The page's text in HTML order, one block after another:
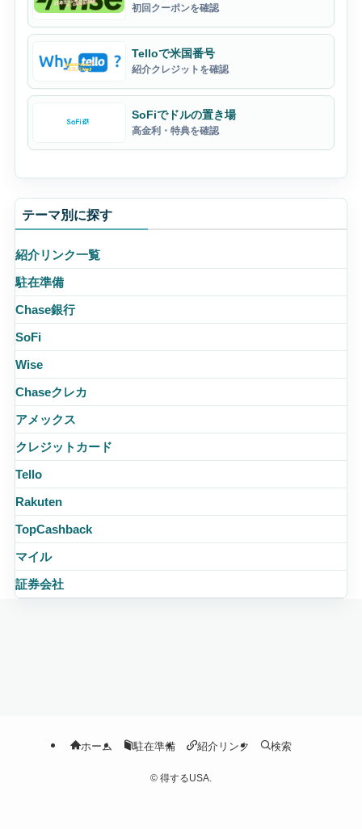
初回クーポンを確認
Telloで米国番号
紹介クレジットを確認
SoFiでドルの置き場
高金利・特典を確認
テーマ別に探す
紹介リンク一覧
駐在準備
Chase銀行
SoFi
Wise
Chaseクレカ
アメックス
クレジットカード
Tello
Rakuten
TopCashback
マイル
証券会社
ホーム 駐在準備 紹介リンク 検索
© 得するUSA.